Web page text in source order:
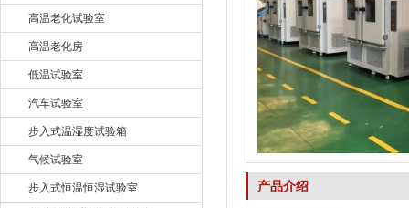
高温老化试验室
高温老化房
低温试验室
汽车试验室
步入式温湿度试验箱
气候试验室
步入式恒温恒湿试验室 产品介绍